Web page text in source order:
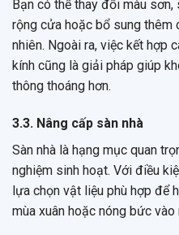
Bạn có thể thay đổi màu
rộng cửa hoặc bổ sung
nhiên. Ngoài ra, việc kết hợp
kính cũng là giải pháp giúp
thông thoáng hơn.
3.3. Nâng cấp sàn nhà
Sàn nhà là hạng mục quan
nghiệm sinh hoạt. Với điều
lựa chọn vật liệu phù hợp để
mùa xuân hoặc nóng bức vào